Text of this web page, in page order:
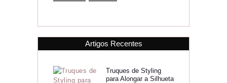
Artigos Recentes
Truques de Styling
para Alongar a Silhueta